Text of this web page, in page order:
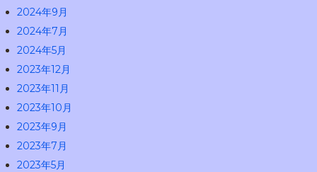
2024年9月
2024年7月
2024年5月
2023年12月
2023年11月
2023年10月
2023年9月
2023年7月
2023年5月